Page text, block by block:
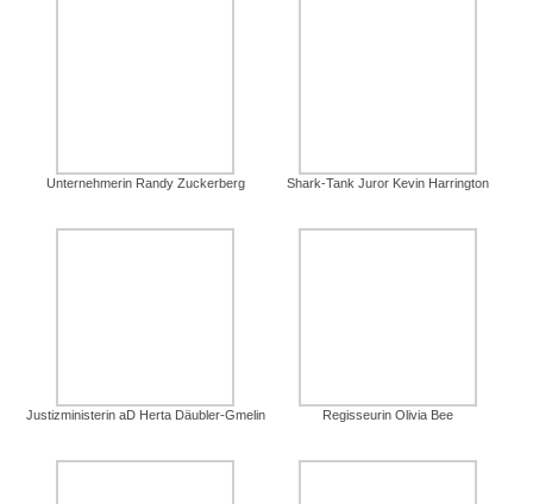
Unternehmerin Randy Zuckerberg Shark-Tank Juror Kevin Harrington
Justizministerin aD Herta Däubler-Gmelin Regisseurin Olivia Bee